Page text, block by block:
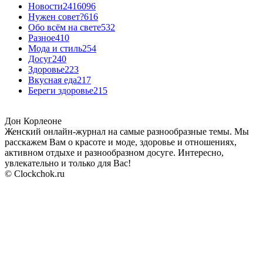
Новости2416096
Нужен совет?616
Обо всём на свете532
Разное410
Мода и стиль254
Досуг240
Здоровье223
Вкусная еда217
Береги здоровье215
Дон Корлеоне
Женский онлайн-журнал на самые разнообразные темы. Мы
расскажем Вам о красоте и моде, здоровье и отношениях,
активном отдыхе и разнообразном досуге. Интересно,
увлекательно и только для Вас!
© Clockchok.ru